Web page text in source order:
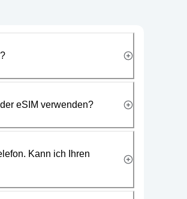
eSIM verwenden?
Kann ich Ihren